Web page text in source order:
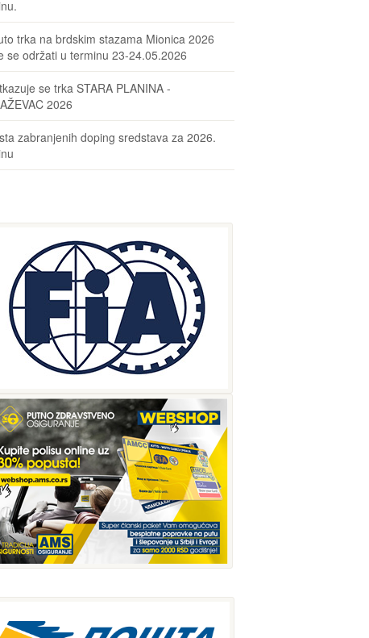
trka na brdskim stazama Mionica 2026
se održati u terminu 23-24.05.2026
se trka STARA PLANINA -
2026
zabranjenih doping sredstava za 2026.